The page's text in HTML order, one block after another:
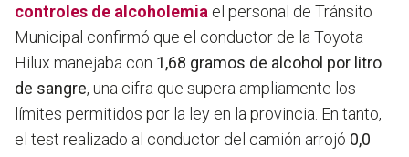
controles de alcoholemia el personal de Tránsito
Municipal confirmó que el conductor de la Toyota
Hilux manejaba con 1,68 gramos de alcohol por litro
de sangre, una cifra que supera ampliamente los
límites permitidos por la ley en la provincia. En tanto,
el test realizado al conductor del camión arrojó 0,0